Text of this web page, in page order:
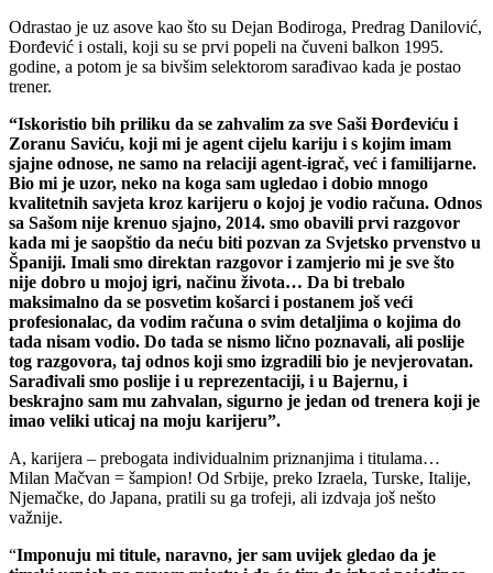
Odrastao je uz asove kao što su Dejan Bodiroga, Predrag Danilović,
Đorđević i ostali, koji su se prvi popeli na čuveni balkon 1995.
godine, a potom je sa bivšim selektorom sarađivao kada je postao
trener.
“Iskoristio bih priliku da se zahvalim za sve Saši Đorđeviću i
Zoranu Saviću, koji mi je agent cijelu kariju i s kojim imam
sjajne odnose, ne samo na relaciji agent-igrač, već i familijarne.
Bio mi je uzor, neko na koga sam ugledao i dobio mnogo
kvalitetnih savjeta kroz karijeru o kojoj je vodio računa. Odnos
sa Sašom nije krenuo sjajno, 2014. smo obavili prvi razgovor
kada mi je saopštio da neću biti pozvan za Svjetsko prvenstvo u
Španiji. Imali smo direktan razgovor i zamjerio mi je sve što
nije dobro u mojoj igri, načinu života… Da bi trebalo
maksimalno da se posvetim košarci i postanem još veći
profesionalac, da vodim računa o svim detaljima o kojima do
tada nisam vodio. Do tada se nismo lično poznavali, ali poslije
tog razgovora, taj odnos koji smo izgradili bio je nevjerovatan.
Sarađivali smo poslije i u reprezentaciji, i u Bajernu, i
beskrajno sam mu zahvalan, sigurno je jedan od trenera koji je
imao veliki uticaj na moju karijeru”.
A, karijera – prebogata individualnim priznanjima i titulama…
Milan Mačvan = šampion! Od Srbije, preko Izraela, Turske, Italije,
Njemačke, do Japana, pratili su ga trofeji, ali izdvaja još nešto
važnije.
“Imponuju mi titule, naravno, jer sam uvijek gledao da je